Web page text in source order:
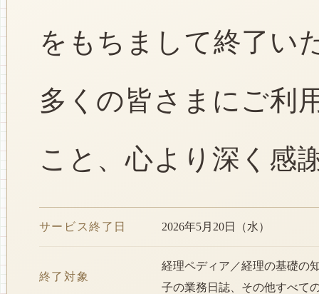
をもちまして終了い
多くの皆さまにご利
こと、心より深く感
サービス終了日 2026年5月20日（水）
終了対象
経理ペディア／経理の基礎の
子の業務日誌、その他すべて